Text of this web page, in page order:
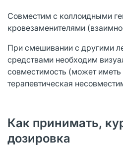
Совместим с коллоидными
кровезаменителями
При смешивании с другими
средствами необходим
совместимость (может
терапевтическая
Как принимать,
дозировка